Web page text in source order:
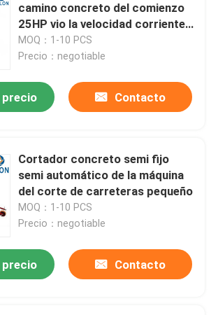
camino concreto del comienzo
25HP vio la velocidad corriente
20m-40m/h
MOQ：1-10 PCS
Precio：negotiable
precio Contacto
Cortador concreto semi fijo
semi automático de la máquina
del corte de carreteras pequeño
MOQ：1-10 PCS
Precio：negotiable
precio Contacto